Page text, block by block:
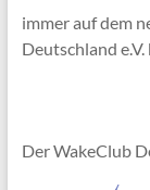
immer auf dem
Deutschland
Der WakeClub